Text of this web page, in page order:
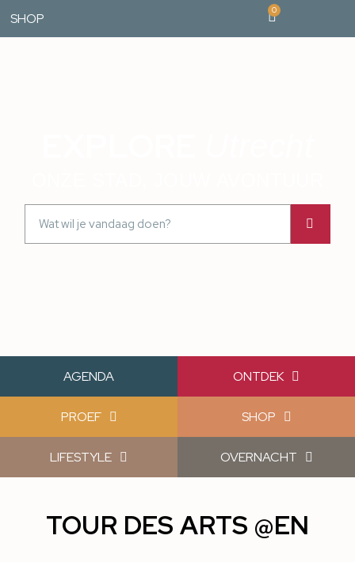
SHOP
0
AGENDA ONTDEK
PROEF SHOP
LIFESTYLE OVERNACHT
TOUR DES ARTS @EN